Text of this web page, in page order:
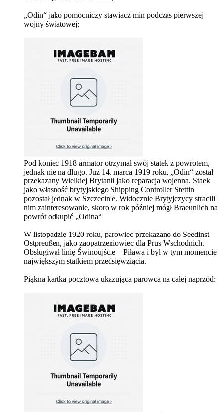
„Odin“ jako pomocniczy stawiacz min podczas pierwszej
wojny światowej:
Pod koniec 1918 armator otrzymał swój statek z powrotem,
jednak nie na długo. Już 14. marca 1919 roku, „Odin“ został
przekazany Wielkiej Brytanii jako reparacja wojenna. Staek
jako własność brytyjskiego Shipping Controller Stettin
pozostał jednak w Szczecinie. Widocznie Brytyjczycy stracili
nim zainteresowanie, skoro w rok później mógł Braeunlich na
powrót odkupić „Odina“
W listopadzie 1920 roku, parowiec przekazano do Seedinst
Ostpreußen, jako zaopatrzeniowiec dla Prus Wschodnich.
Obsługiwał linię Świnoujście – Piława i był w tym momencie
największym statkiem przedsięwziącia.
Piąkna kartka pocztowa ukazująca parowca na całej naprzód: